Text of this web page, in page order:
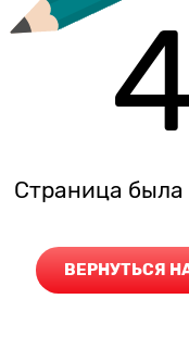
Страница
ВЕРНУТЬСЯ